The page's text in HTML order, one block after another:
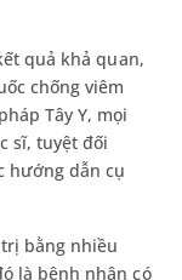
quả khả quan,
chống viêm
Tây Y, mọi
sĩ, tuyệt đối
hướng dẫn cụ
bằng nhiều
là bệnh nhân có